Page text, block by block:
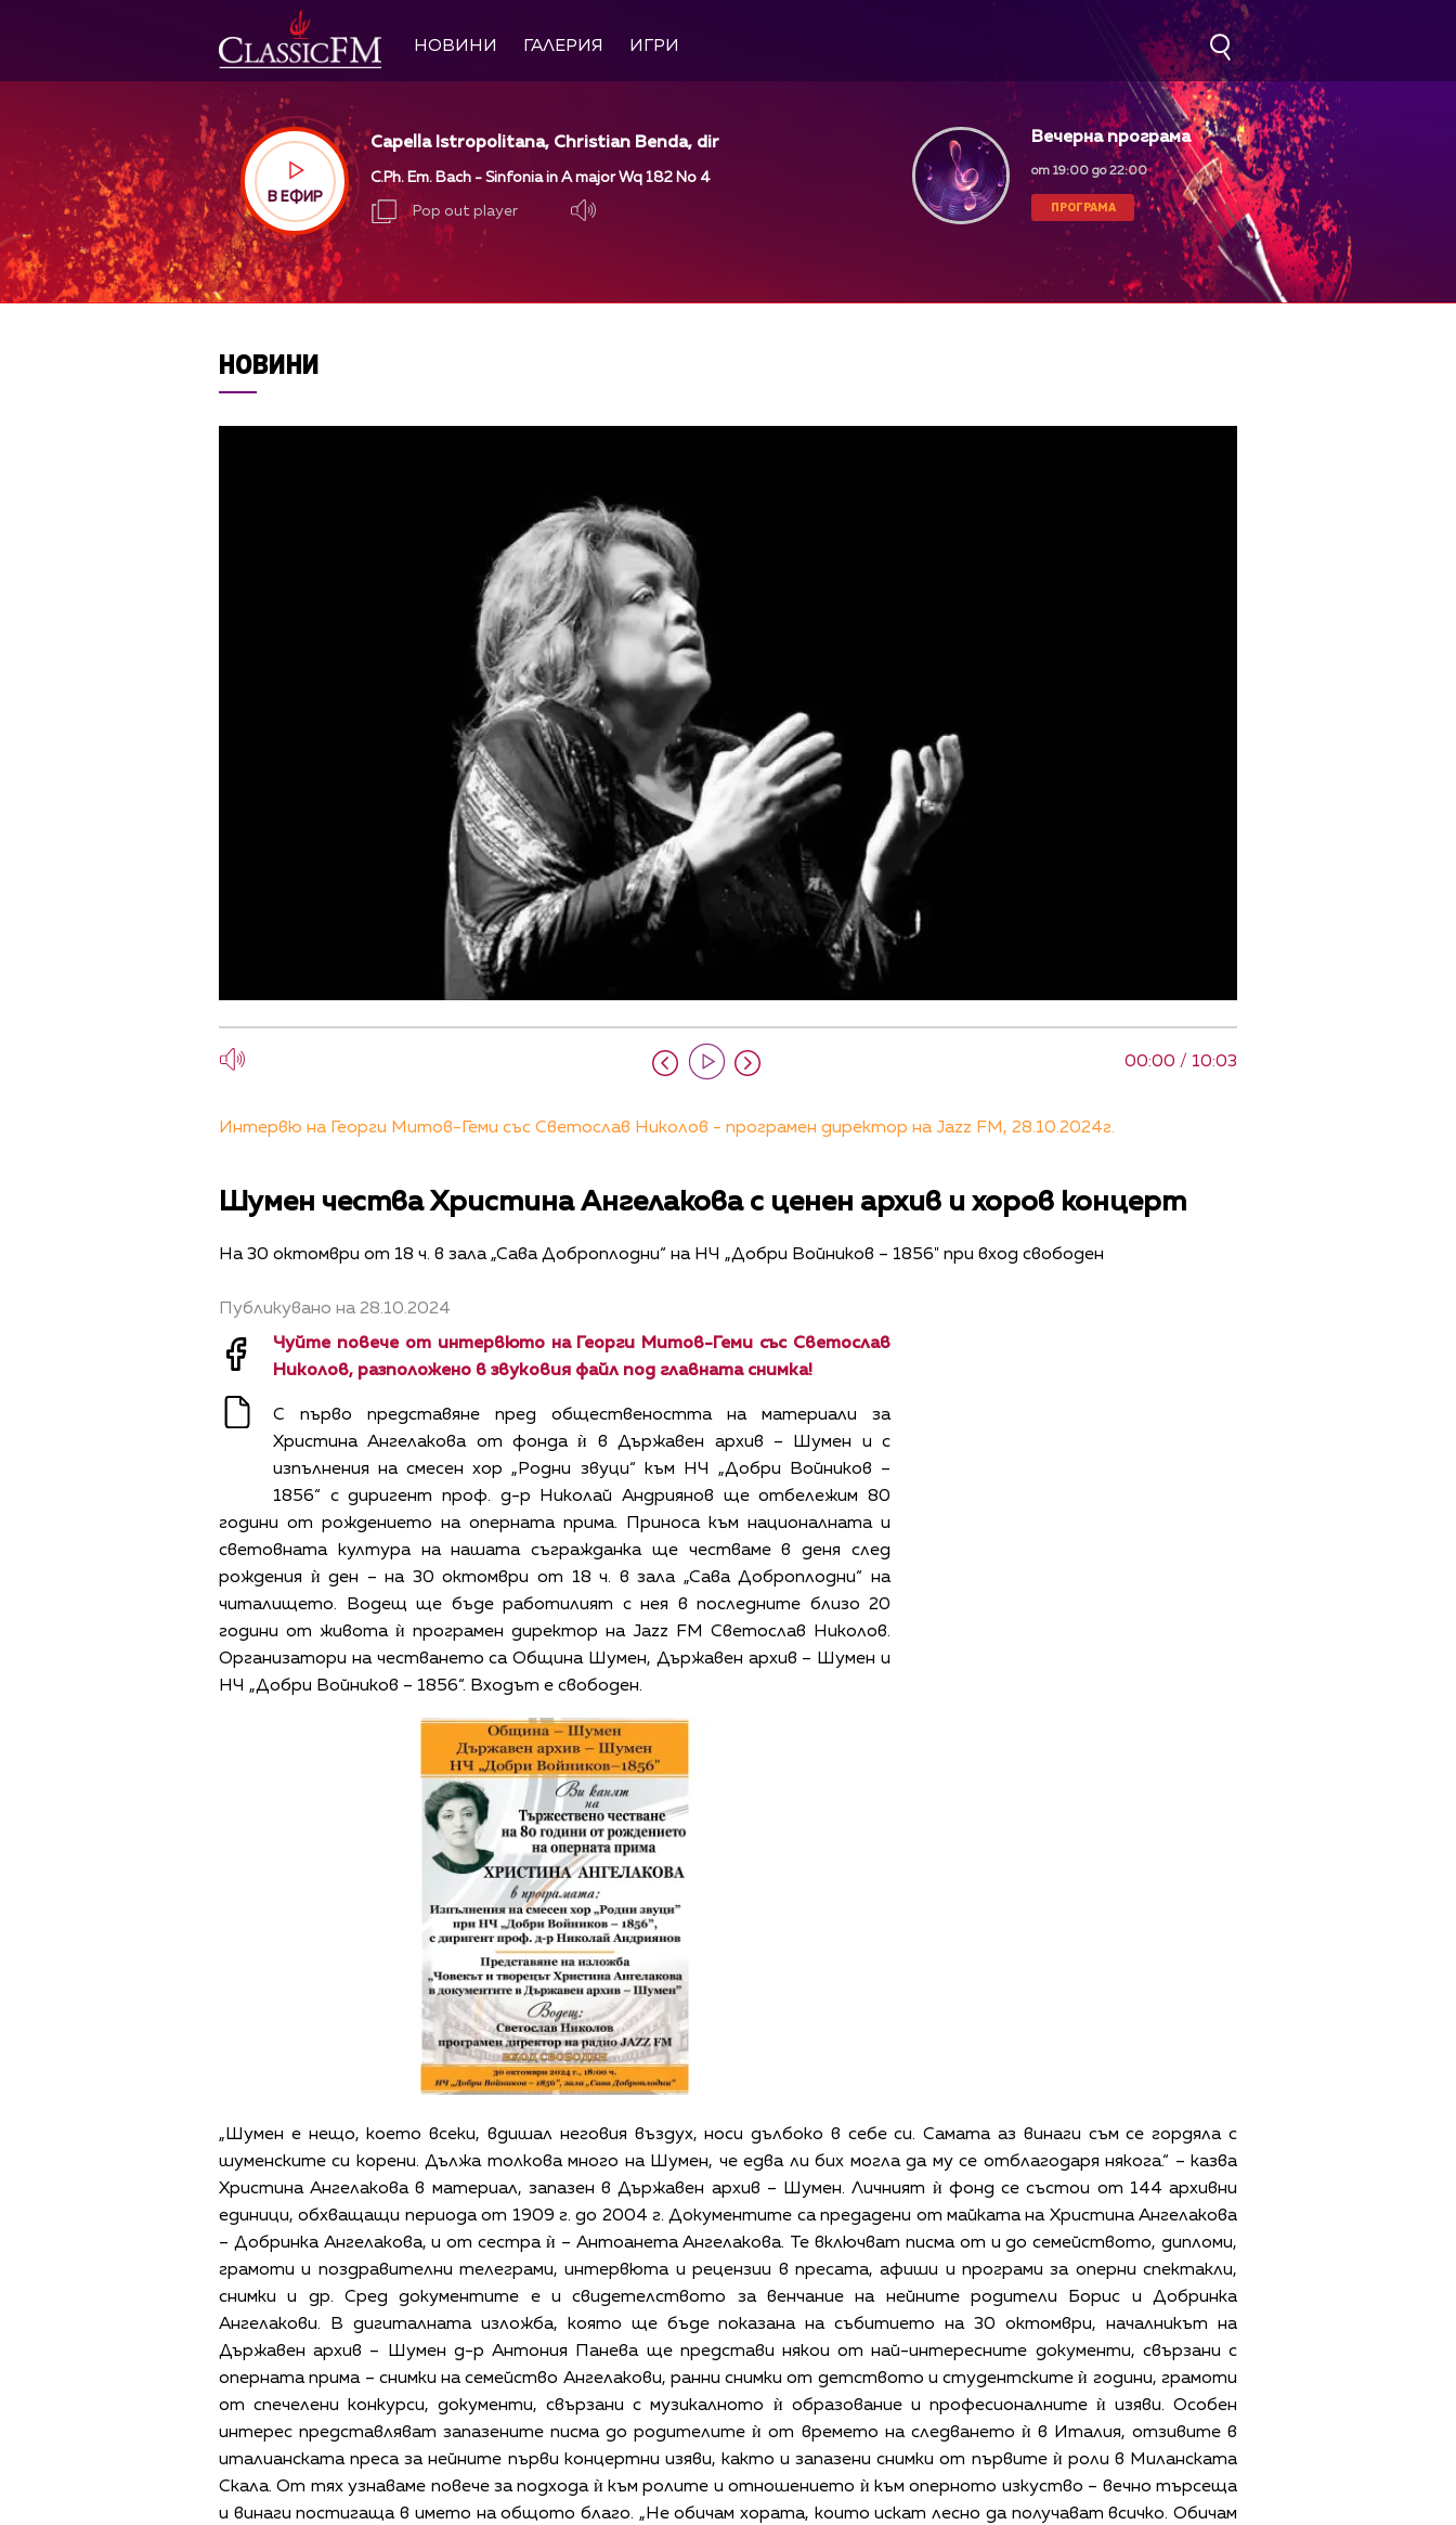
НОВИНИ ГАЛЕРИЯ ИГРИ
В ЕФИР
Capella Istropolitana, Christian Benda, dir
C.Ph. Em. Bach - Sinfonia in A major Wq 182 No 4
Pop out player
Вечерна програма
от 19:00 до 22:00
ПРОГРАМА
НОВИНИ
00:00 / 10:03
Интервю на Георги Митов-Геми със Светослав Николов - програмен директор на Jazz FM, 28.10.2024г.
Шумен чества Христина Ангелакова с ценен архив и хоров концерт
На 30 октомври от 18 ч. в зала „Сава Доброплодни“ на НЧ „Добри Войников – 1856" при вход свободен
Публикувано на 28.10.2024
Чуйте повече от интервюто на Георги Митов-Геми със Светослав
Николов, разположено в звуковия файл под главната снимка!
С първо представяне пред обществеността на материали за
Христина Ангелакова от фонда ѝ в Държавен архив – Шумен и с
изпълнения на смесен хор „Родни звуци“ към НЧ „Добри Войников –
1856“ с диригент проф. д-р Николай Андриянов ще отбележим 80
години от рождението на оперната прима. Приноса към националната и
световната култура на нашата съгражданка ще честваме в деня след
рождения ѝ ден – на 30 октомври от 18 ч. в зала „Сава Доброплодни“ на
читалището. Водещ ще бъде работилият с нея в последните близо 20
години от живота ѝ програмен директор на Jazz FM Светослав Николов.
Организатори на честването са Община Шумен, Държавен архив – Шумен и
НЧ „Добри Войников – 1856“. Входът е свободен.
„Шумен е нещо, което всеки, вдишал неговия въздух, носи дълбоко в себе си. Самата аз винаги съм се гордяла с
шуменските си корени. Дължа толкова много на Шумен, че едва ли бих могла да му се отблагодаря някога.“ – казва
Христина Ангелакова в материал, запазен в Държавен архив – Шумен. Личният ѝ фонд се състои от 144 архивни
единици, обхващащи периода от 1909 г. до 2004 г. Документите са предадени от майката на Христина Ангелакова
– Добринка Ангелакова, и от сестра ѝ – Антоанета Ангелакова. Те включват писма от и до семейството, дипломи,
грамоти и поздравителни телеграми, интервюта и рецензии в пресата, афиши и програми за оперни спектакли,
снимки и др. Сред документите е и свидетелството за венчание на нейните родители Борис и Добринка
Ангелакови. В дигиталната изложба, която ще бъде показана на събитието на 30 октомври, началникът на
Държавен архив – Шумен д-р Антония Панева ще представи някои от най-интересните документи, свързани с
оперната прима – снимки на семейство Ангелакови, ранни снимки от детството и студентските ѝ години, грамоти
от спечелени конкурси, документи, свързани с музикалното ѝ образование и професионалните ѝ изяви. Особен
интерес представляват запазените писма до родителите ѝ от времето на следването ѝ в Италия, отзивите в
италианската преса за нейните първи концертни изяви, както и запазени снимки от първите ѝ роли в Миланската
Скала. От тях узнаваме повече за подхода ѝ към ролите и отношението ѝ към оперното изкуство – вечно търсеща
и винаги постигаща в името на общото благо. „Не обичам хората, които искат лесно да получават всичко. Обичам